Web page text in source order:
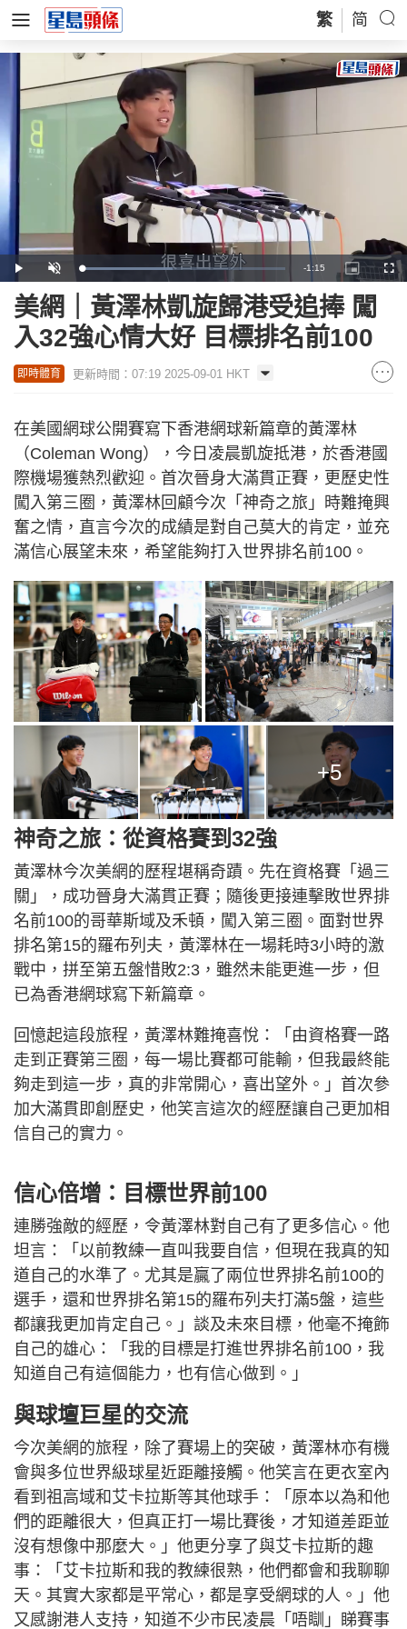
繁 简
Play Unmute Loaded:
44.86%
Remaining
Time
-1:15
Picture-
in-
美網｜黃澤林凱旋歸港受追捧 闖
入32強心情大好 目標排名前100
即時體育 更新時間：07:19 2025-09-01 HKT
在美國網球公開賽寫下香港網球新篇章的黃澤林
（Coleman Wong），今日凌晨凱旋抵港，於香港國
際機場獲熱烈歡迎。首次晉身大滿貫正賽，更歷史性
闖入第三圈，黃澤林回顧今次「神奇之旅」時難掩興
奮之情，直言今次的成績是對自己莫大的肯定，並充
滿信心展望未來，希望能夠打入世界排名前100。
+5
神奇之旅：從資格賽到32強
黃澤林今次美網的歷程堪稱奇蹟。先在資格賽「過三
關」，成功晉身大滿貫正賽；隨後更接連擊敗世界排
名前100的哥華斯域及禾頓，闖入第三圈。面對世界
排名第15的羅布列夫，黃澤林在一場耗時3小時的激
戰中，拼至第五盤惜敗2:3，雖然未能更進一步，但
已為香港網球寫下新篇章。
回憶起這段旅程，黃澤林難掩喜悅：「由資格賽一路
走到正賽第三圈，每一場比賽都可能輸，但我最終能
夠走到這一步，真的非常開心，喜出望外。」首次參
加大滿貫即創歷史，他笑言這次的經歷讓自己更加相
信自己的實力。
信心倍增：目標世界前100
連勝強敵的經歷，令黃澤林對自己有了更多信心。他
坦言：「以前教練一直叫我要自信，但現在我真的知
道自己的水準了。尤其是贏了兩位世界排名前100的
選手，還和世界排名第15的羅布列夫打滿5盤，這些
都讓我更加肯定自己。」談及未來目標，他毫不掩飾
自己的雄心：「我的目標是打進世界排名前100，我
知道自己有這個能力，也有信心做到。」
與球壇巨星的交流
今次美網的旅程，除了賽場上的突破，黃澤林亦有機
會與多位世界級球星近距離接觸。他笑言在更衣室內
看到祖高域和艾卡拉斯等其他球手：「原本以為和他
們的距離很大，但真正打一場比賽後，才知道差距並
沒有想像中那麼大。」他更分享了與艾卡拉斯的趣
事：「艾卡拉斯和我的教練很熟，他們都會和我聊聊
天。其實大家都是平常心，都是享受網球的人。」他
又感謝港人支持，知道不少市民凌晨「唔瞓」睇賽事